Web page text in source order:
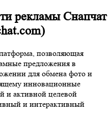
рекламы Снапчат
позволяющая
предложения в
для обмена фото и
инновационные
и активной целевой
и интерактивный